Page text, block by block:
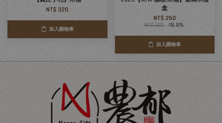
NT$ 320
加入購物車
盒
NT$ 260
NT$ 320 -18.8%
加入購物車